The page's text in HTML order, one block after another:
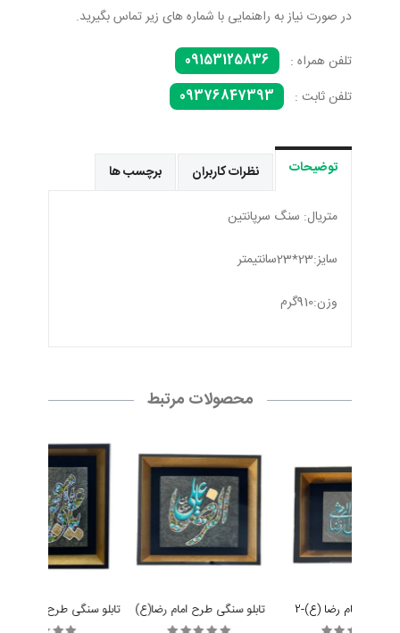
در صورت نیاز به راهنمایی با شماره های زیر تماس بگیرید.
تلفن همراه :
09153125836
تلفن ثابت :
09376847393
توضیحات نظرات کاربران برچسب ها
متریال: سنگ سرپانتین
سایز:23*23سانتیمتر
وزن:910گرم
محصولات مرتبط
سنگی امام رضا (ع)-2
تابلو سنگی طرح امام رضا(ع)